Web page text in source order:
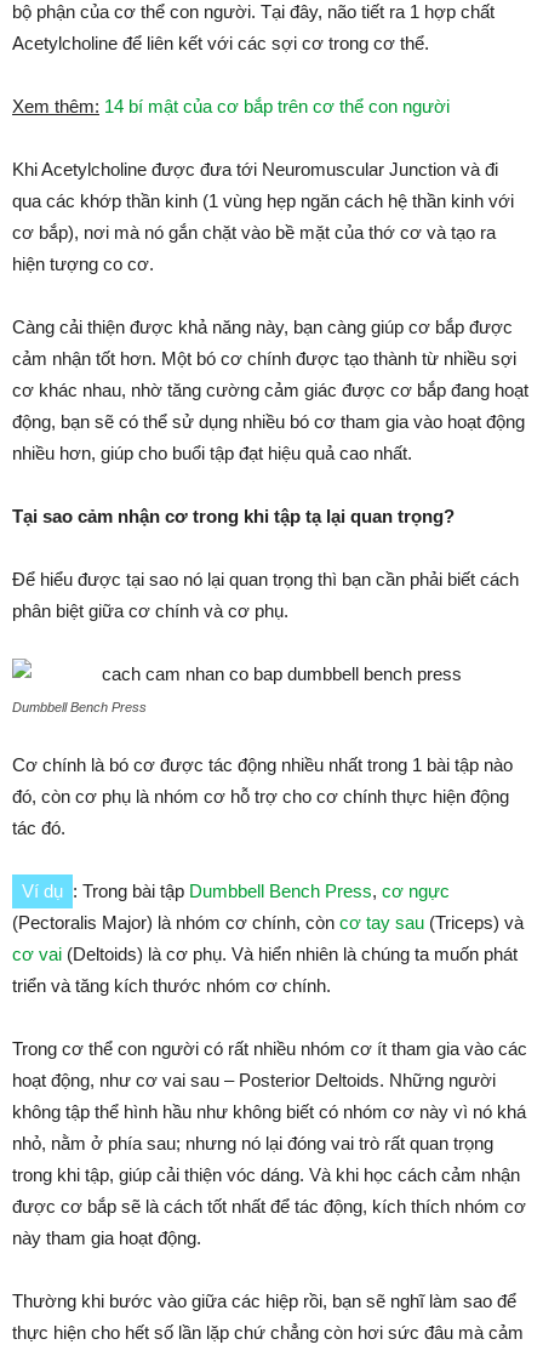
bộ phận của cơ thể con người. Tại đây, não tiết ra 1 hợp chất
Acetylcholine để liên kết với các sợi cơ trong cơ thể.
Xem thêm: 14 bí mật của cơ bắp trên cơ thể con người
Khi Acetylcholine được đưa tới Neuromuscular Junction và đi
qua các khớp thần kinh (1 vùng hẹp ngăn cách hệ thần kinh với
cơ bắp), nơi mà nó gắn chặt vào bề mặt của thớ cơ và tạo ra
hiện tượng co cơ.
Càng cải thiện được khả năng này, bạn càng giúp cơ bắp được
cảm nhận tốt hơn. Một bó cơ chính được tạo thành từ nhiều sợi
cơ khác nhau, nhờ tăng cường cảm giác được cơ bắp đang hoạt
động, bạn sẽ có thể sử dụng nhiều bó cơ tham gia vào hoạt động
nhiều hơn, giúp cho buổi tập đạt hiệu quả cao nhất.
Tại sao cảm nhận cơ trong khi tập tạ lại quan trọng?
Để hiểu được tại sao nó lại quan trọng thì bạn cần phải biết cách
phân biệt giữa cơ chính và cơ phụ.
Dumbbell Bench Press
Cơ chính là bó cơ được tác động nhiều nhất trong 1 bài tập nào
đó, còn cơ phụ là nhóm cơ hỗ trợ cho cơ chính thực hiện động
tác đó.
Ví dụ : Trong bài tập Dumbbell Bench Press, cơ ngực
(Pectoralis Major) là nhóm cơ chính, còn cơ tay sau (Triceps) và
cơ vai (Deltoids) là cơ phụ. Và hiển nhiên là chúng ta muốn phát
triển và tăng kích thước nhóm cơ chính.
Trong cơ thể con người có rất nhiều nhóm cơ ít tham gia vào các
hoạt động, như cơ vai sau – Posterior Deltoids. Những người
không tập thể hình hầu như không biết có nhóm cơ này vì nó khá
nhỏ, nằm ở phía sau; nhưng nó lại đóng vai trò rất quan trọng
trong khi tập, giúp cải thiện vóc dáng. Và khi học cách cảm nhận
được cơ bắp sẽ là cách tốt nhất để tác động, kích thích nhóm cơ
này tham gia hoạt động.
Thường khi bước vào giữa các hiệp rồi, bạn sẽ nghĩ làm sao để
thực hiện cho hết số lần lặp chứ chẳng còn hơi sức đâu mà cảm